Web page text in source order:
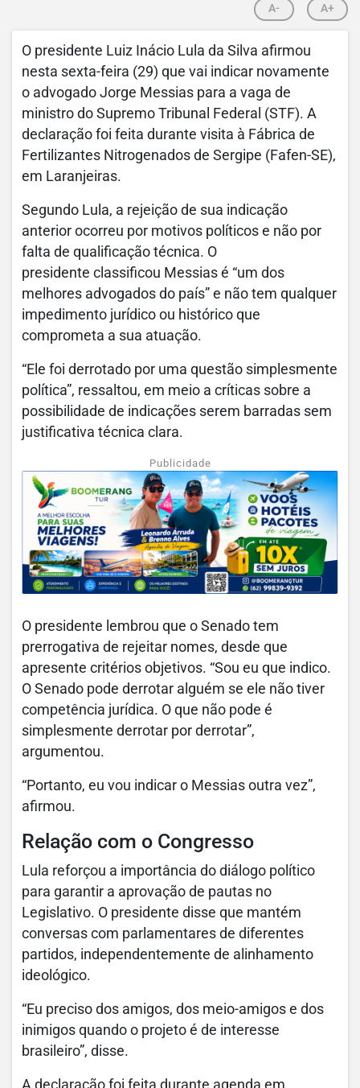
A- A+
O presidente Luiz Inácio Lula da Silva afirmou
nesta sexta-feira (29) que vai indicar novamente
o advogado Jorge Messias para a vaga de
ministro do Supremo Tribunal Federal (STF). A
declaração foi feita durante visita à Fábrica de
Fertilizantes Nitrogenados de Sergipe (Fafen-SE),
em Laranjeiras.
Segundo Lula, a rejeição de sua indicação
anterior ocorreu por motivos políticos e não por
falta de qualificação técnica. O
presidente classificou Messias é “um dos
melhores advogados do país” e não tem qualquer
impedimento jurídico ou histórico que
comprometa a sua atuação.
“Ele foi derrotado por uma questão simplesmente
política”, ressaltou, em meio a críticas sobre a
possibilidade de indicações serem barradas sem
justificativa técnica clara.
Publicidade
O presidente lembrou que o Senado tem
prerrogativa de rejeitar nomes, desde que
apresente critérios objetivos. “Sou eu que indico.
O Senado pode derrotar alguém se ele não tiver
competência jurídica. O que não pode é
simplesmente derrotar por derrotar”,
argumentou.
“Portanto, eu vou indicar o Messias outra vez”,
afirmou.
Relação com o Congresso
Lula reforçou a importância do diálogo político
para garantir a aprovação de pautas no
Legislativo. O presidente disse que mantém
conversas com parlamentares de diferentes
partidos, independentemente de alinhamento
ideológico.
“Eu preciso dos amigos, dos meio-amigos e dos
inimigos quando o projeto é de interesse
brasileiro”, disse.